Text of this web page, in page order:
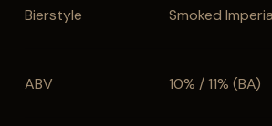
Bierstyle Smoked
ABV 10% / 11% (BA)